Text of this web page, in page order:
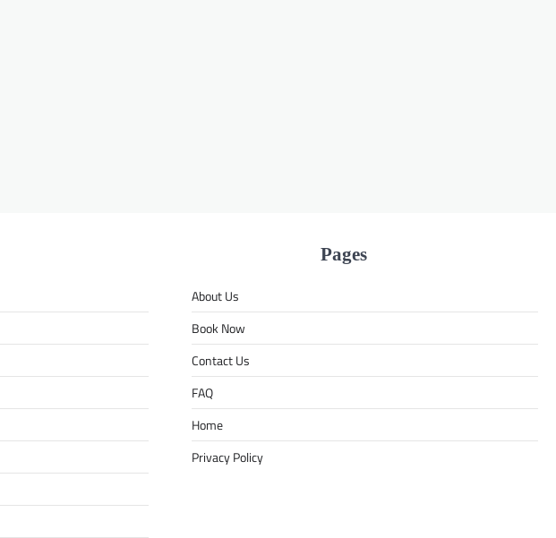
Pages
About Us
Book Now
Contact Us
FAQ
Home
Privacy Policy